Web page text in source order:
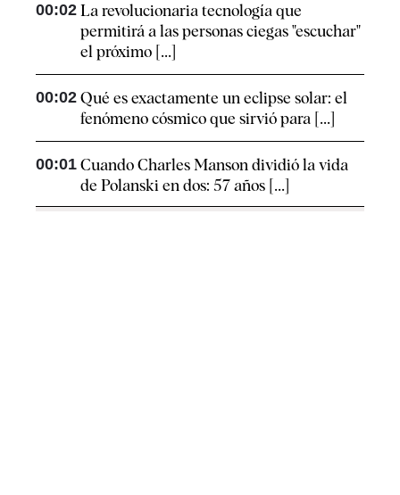
00:02 La revolucionaria tecnología que
permitirá a las personas ciegas "escuchar"
el próximo [...]
00:02 Qué es exactamente un eclipse solar: el
fenómeno cósmico que sirvió para [...]
00:01 Cuando Charles Manson dividió la vida
de Polanski en dos: 57 años [...]